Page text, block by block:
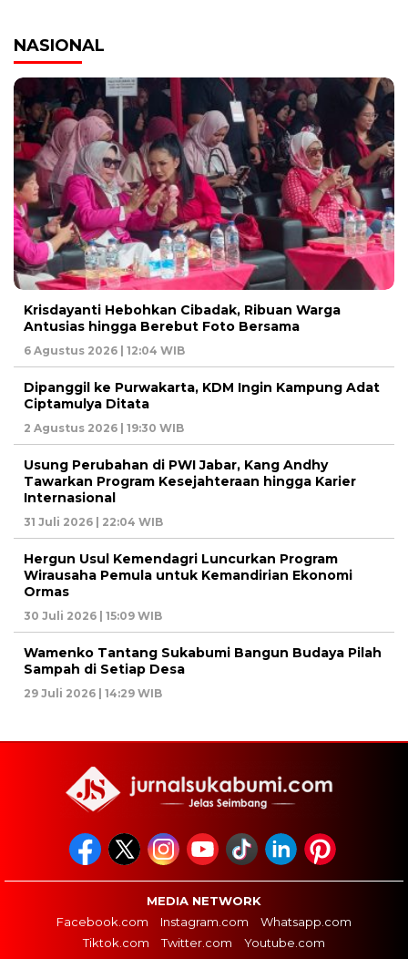
NASIONAL
Krisdayanti Hebohkan Cibadak, Ribuan Warga
Antusias hingga Berebut Foto Bersama
6 Agustus 2026 | 12:04 WIB
Dipanggil ke Purwakarta, KDM Ingin Kampung Adat
Ciptamulya Ditata
2 Agustus 2026 | 19:30 WIB
Usung Perubahan di PWI Jabar, Kang Andhy
Tawarkan Program Kesejahteraan hingga Karier
Internasional
31 Juli 2026 | 22:04 WIB
Hergun Usul Kemendagri Luncurkan Program
Wirausaha Pemula untuk Kemandirian Ekonomi
Ormas
30 Juli 2026 | 15:09 WIB
Wamenko Tantang Sukabumi Bangun Budaya Pilah
Sampah di Setiap Desa
29 Juli 2026 | 14:29 WIB
MEDIA NETWORK
Facebook.com
Instagram.com
Whatsapp.com
Tiktok.com
Twitter.com Youtube.com